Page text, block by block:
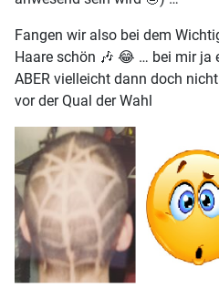
Fangen wir also bei dem
Haare schön 🎶 😂 … bei mir ja
ABER vielleicht dann doch
vor der Qual der Wahl